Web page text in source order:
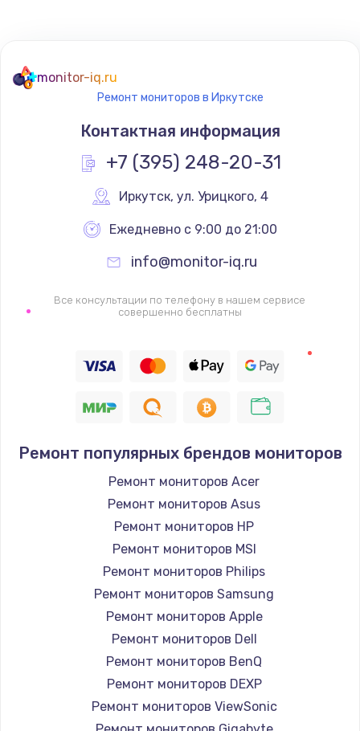
Заказать
Не сопряжается с устройством
900 руб.
Заказать
Помехи и искажение звука
900 руб.
1400 руб.
Заказать
Восстановление цепи питания, пайка
880 руб.
Программный ремонт/прошивка
Заказать
Замена Bluetooth/Wi-Fi модуля
800 руб.
Заказать
Замена картридера
890 руб.
monitor-iq.ru
Ремонт мониторов в Иркутске
Контактная информация
+7 (395) 248-20-31
Иркутск, ул. Урицкого, 4
Ежедневно с 9:00 до 21:00
info@monitor-iq.ru
Все консультации по телефону в нашем сервисе
совершенно бесплатны
Ремонт популярных брендов мониторов
Ремонт мониторов Acer
Ремонт мониторов Asus
Ремонт мониторов HP
Ремонт мониторов MSI
Ремонт мониторов Philips
Ремонт мониторов Samsung
Ремонт мониторов Apple
Ремонт мониторов Dell
Ремонт мониторов BenQ
Ремонт мониторов DEXP
Ремонт мониторов ViewSonic